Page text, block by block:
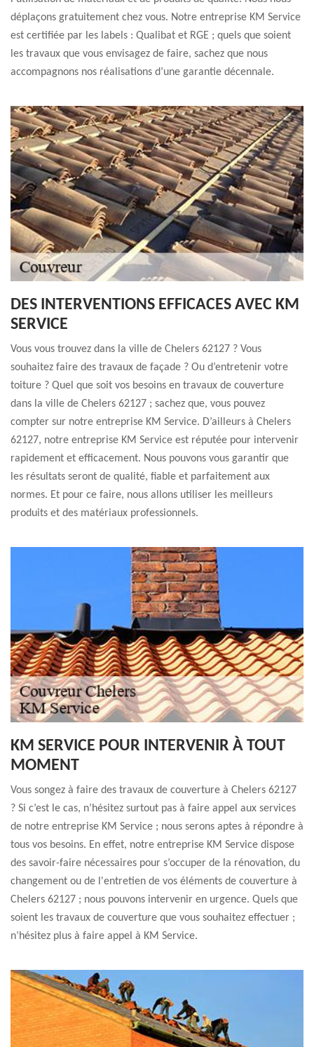
déplaçons gratuitement chez vous. Notre entreprise KM Service
est certifiée par les labels : Qualibat et RGE ; quels que soient
les travaux que vous envisagez de faire, sachez que nous
accompagnons nos réalisations d’une garantie décennale.
DES INTERVENTIONS EFFICACES AVEC KM
SERVICE
Vous vous trouvez dans la ville de Chelers 62127 ? Vous
souhaitez faire des travaux de façade ? Ou d’entretenir votre
toiture ? Quel que soit vos besoins en travaux de couverture
dans la ville de Chelers 62127 ; sachez que, vous pouvez
compter sur notre entreprise KM Service. D’ailleurs à Chelers
62127, notre entreprise KM Service est réputée pour intervenir
rapidement et efficacement. Nous pouvons vous garantir que
les résultats seront de qualité, fiable et parfaitement aux
normes. Et pour ce faire, nous allons utiliser les meilleurs
produits et des matériaux professionnels.
KM SERVICE POUR INTERVENIR À TOUT
MOMENT
Vous songez à faire des travaux de couverture à Chelers 62127
? Si c’est le cas, n’hésitez surtout pas à faire appel aux services
de notre entreprise KM Service ; nous serons aptes à répondre à
tous vos besoins. En effet, notre entreprise KM Service dispose
des savoir-faire nécessaires pour s’occuper de la rénovation, du
changement ou de l'entretien de vos éléments de couverture à
Chelers 62127 ; nous pouvons intervenir en urgence. Quels que
soient les travaux de couverture que vous souhaitez effectuer ;
n’hésitez plus à faire appel à KM Service.